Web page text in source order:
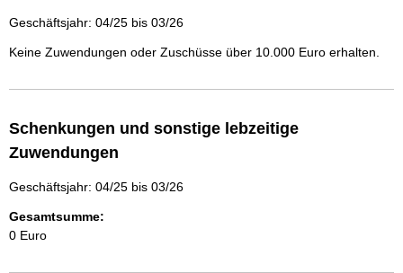
Geschäftsjahr: 04/25 bis 03/26
Keine Zuwendungen oder Zuschüsse über 10.000 Euro erhalten.
Schenkungen und sonstige lebzeitige
Zuwendungen
Geschäftsjahr: 04/25 bis 03/26
Gesamtsumme:
0 Euro